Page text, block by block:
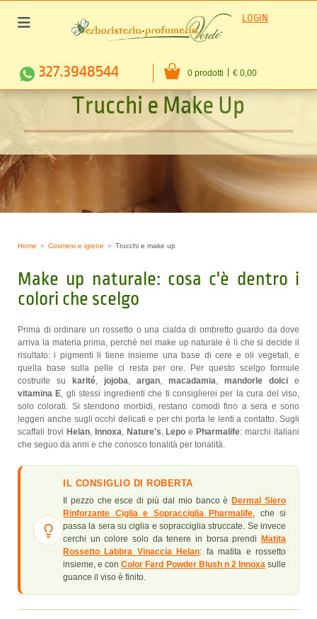
LOGIN
327.3948544 0 prodotti € 0,00
Trucchi e Make Up
Home Cosmesi e igiene Trucchi e make up
Make up naturale: cosa c'è dentro i
colori che scelgo
Prima di ordinare un rossetto o una cialda di ombretto guardo da dove
arriva la materia prima, perché nel make up naturale è lì che si decide il
risultato: i pigmenti li tiene insieme una base di cere e oli vegetali, e
quella base sulla pelle ci resta per ore. Per questo scelgo formule
costruite su
karité, jojoba, argan, macadamia, mandorle dolci e
vitamina E, gli stessi ingredienti che ti consiglierei per la cura del viso,
solo colorati. Si stendono morbidi, restano comodi fino a sera e sono
leggeri anche sugli occhi delicati e per chi porta le lenti a contatto. Sugli
scaffali trovi Helan, Innoxa, Nature's, Lepo e Pharmalife: marchi italiani
che seguo da anni e che conosco tonalità per tonalità.
IL CONSIGLIO DI ROBERTA
Il pezzo che esce di più dal mio banco è Dermal Siero
Rinforzante Ciglia e Sopracciglia Pharmalife, che si
passa la sera su ciglia e sopracciglia struccate. Se invece
cerchi un colore solo da tenere in borsa prendi
Matita
Rossetto Labbra Vinaccia Helan: fa matita e rossetto
insieme, e conColor Fard Powder Blush n 2 Innoxasulle
guance il viso è finito.